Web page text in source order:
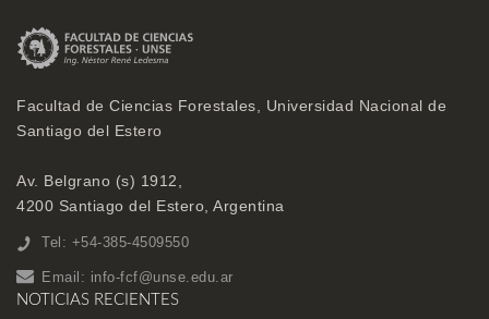
Facultad de Ciencias Forestales, Universidad Nacional de
Santiago del Estero
Av. Belgrano (s) 1912,
4200 Santiago del Estero, Argentina
Tel: +54-385-4509550
Email: info-fcf@unse.edu.ar
NOTICIAS RECIENTES